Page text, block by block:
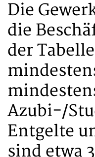
Die
die
der
Azubi-/
Entgelte
sind etwa